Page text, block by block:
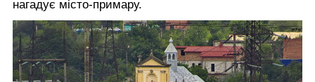
нагадує місто-примару.